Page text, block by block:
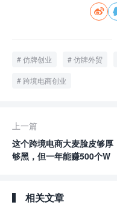

仿牌创业 仿牌外贸
跨境电商创业
上一篇
这个跨境电商大麦脸皮够厚
够黑，但一年能赚500个W
相关文章